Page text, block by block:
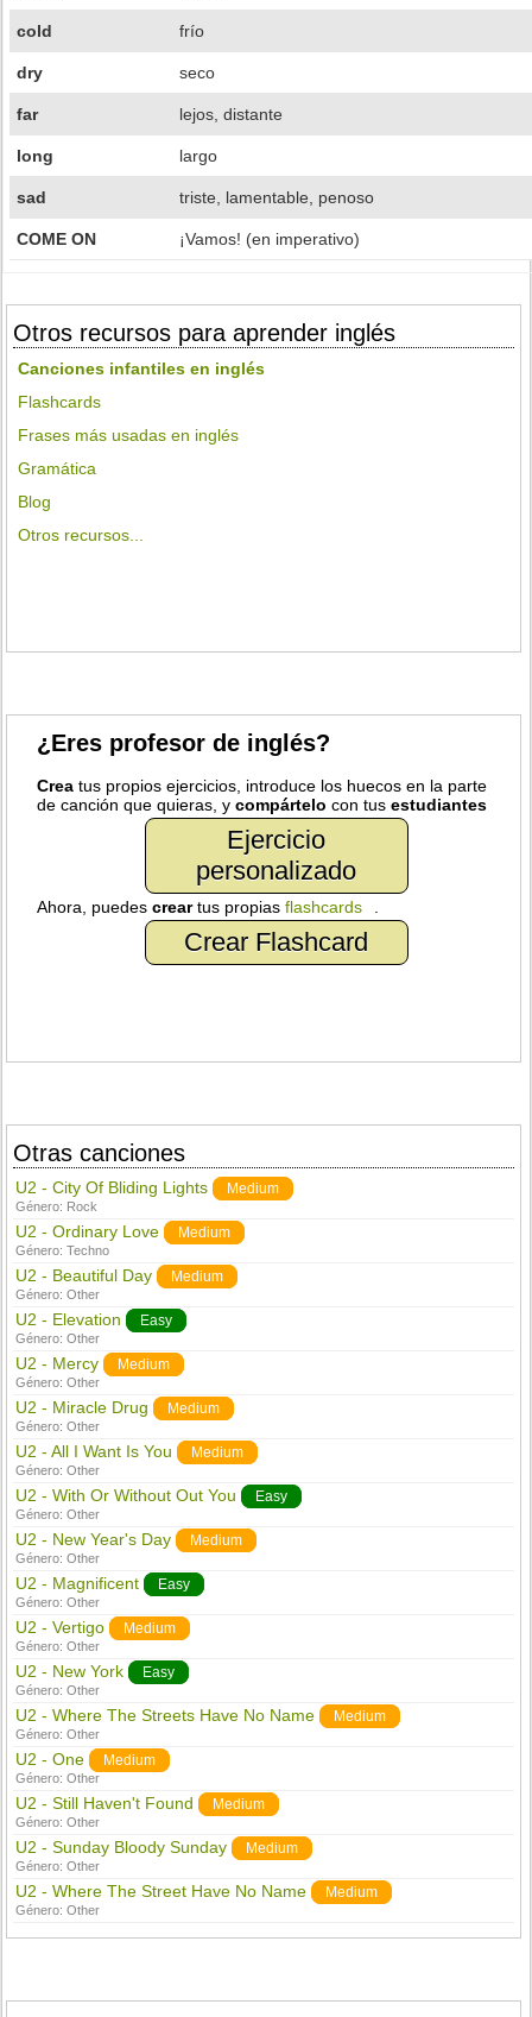
cold frío
dry seco
far lejos, distante
long largo
sad triste, lamentable, penoso
COME ON ¡Vamos! (en imperativo)
Otros recursos para aprender inglés
Canciones infantiles en inglés
Flashcards
Frases más usadas en inglés
Gramática
Blog
Otros recursos...
¿Eres profesor de inglés?
Crea tus propios ejercicios, introduce los huecos en la parte
de canción que quieras, ycompártelo con tusestudiantes
Ejercicio
personalizado
Ahora, puedescreartus propiasflashcards
Crear Flashcard
Otras canciones
U2 - City Of Bliding Lights Medium
Género: Rock
U2 - Ordinary Love Medium
Género:Techno
U2 - Beautiful Day Medium
Género:Other
U2 - Elevation Easy
Género:Other
U2 - Mercy Medium
Género:Other
U2 - Miracle Drug Medium
Género:Other
U2 - All I Want Is You Medium
Género:Other
U2 - With Or Without Out You Easy
Género:Other
U2 - New Year's Day Medium
Género:Other
U2 - Magnificent Easy
Género:Other
U2 - Vertigo Medium
Género:Other
U2 - New York Easy
Género:Other
U2 - Where The Streets Have No Name Medium
Género:Other
U2 - One Medium
Género:Other
U2 - Still Haven't Found Medium
Género:Other
U2 - Sunday Bloody Sunday Medium
Género:Other
U2 - Where The Street Have No Name Medium
Género:Other